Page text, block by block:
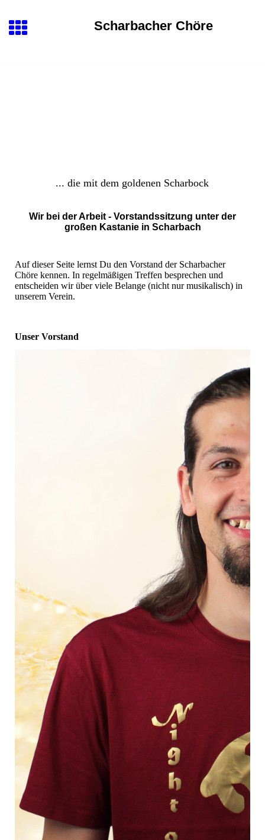
Scharbacher Chöre
... die mit dem goldenen Scharbock
Wir bei der Arbeit - Vorstandssitzung unter der
großen Kastanie in Scharbach
Auf dieser Seite lernst Du den Vorstand der Scharbacher
Chöre kennen. In regelmäßigen Treffen besprechen und
entscheiden wir über viele Belange (nicht nur musikalisch) in
unserem Verein.
Unser Vorstand